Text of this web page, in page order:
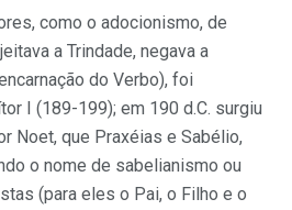
como o adocionismo, de
a Trindade, negava a
do Verbo), foi
I (189-199); em 190 d.C. surgiu
Noet, que Praxéias e Sabélio,
o nome de sabelianismo ou
(para eles o Pai, o Filho e o